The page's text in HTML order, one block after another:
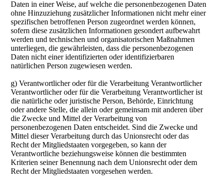
Daten in einer Weise, auf welche die personenbezogenen Daten
ohne Hinzuziehung zusätzlicher Informationen nicht mehr einer
spezifischen betroffenen Person zugeordnet werden können,
sofern diese zusätzlichen Informationen gesondert aufbewahrt
werden und technischen und organisatorischen Maßnahmen
unterliegen, die gewährleisten, dass die personenbezogenen
Daten nicht einer identifizierten oder identifizierbaren
natürlichen Person zugewiesen werden.
g) Verantwortlicher oder für die Verarbeitung Verantwortlicher
Verantwortlicher oder für die Verarbeitung Verantwortlicher ist
die natürliche oder juristische Person, Behörde, Einrichtung
oder andere Stelle, die allein oder gemeinsam mit anderen über
die Zwecke und Mittel der Verarbeitung von
personenbezogenen Daten entscheidet. Sind die Zwecke und
Mittel dieser Verarbeitung durch das Unionsrecht oder das
Recht der Mitgliedstaaten vorgegeben, so kann der
Verantwortliche beziehungsweise können die bestimmten
Kriterien seiner Benennung nach dem Unionsrecht oder dem
Recht der Mitgliedstaaten vorgesehen werden.